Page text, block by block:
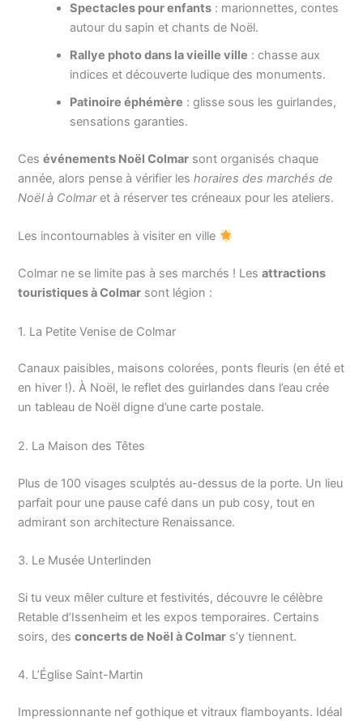
Spectacles pour enfants : marionnettes, contes
autour du sapin et chants de Noël.
Rallye photo dans la vieille ville : chasse aux
indices et découverte ludique des monuments.
Patinoire éphémère : glisse sous les guirlandes,
sensations garanties.
Cesévénements Noël Colmar sont organisés chaque
année, alors pense à vérifier leshoraires des marchés de
Noël à Colmaret à réserver tes créneaux pour les ateliers.
Les incontournables à visiter en ville
Colmar ne se limite pas à ses marchés ! Lesattractions
touristiques à Colmar sont légion :
1. La Petite Venise de Colmar
Canaux paisibles, maisons colorées, ponts fleuris (en été et
en hiver !). À Noël, le reflet des guirlandes dans l’eau crée
un tableau de Noël digne d’une carte postale.
2. La Maison des Têtes
Plus de 100 visages sculptés au-dessus de la porte. Un lieu
parfait pour une pause café dans un pub cosy, tout en
admirant son architecture Renaissance.
3. Le Musée Unterlinden
Si tu veux mêler culture et festivités, découvre le célèbre
Retable d’Issenheim et les expos temporaires. Certains
soirs, desconcerts de Noël à Colmar s’y tiennent.
4. L’Église Saint-Martin
Impressionnante nef gothique et vitraux flamboyants. Idéal